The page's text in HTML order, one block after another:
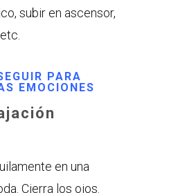
subir en ascensor,
PARA
EMOCIONES
en una
Cierra los ojos.